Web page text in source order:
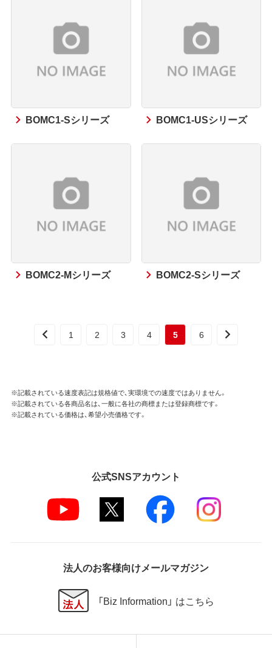
BOMC1-Sシリーズ BOMC1-USシリーズ
BOMC2-Mシリーズ BOMC2-Sシリーズ
1 2 3 4 5 6
※記載されている速度表記は規格値で、実環境での速度ではありません。
※記載されている各商品名は、一般に各社の商標または登録商標です。
※記載されている価格は、希望小売価格です。
公式SNSアカウント
法人のお客様向けメールマガジン
「Biz Information」 はこちら